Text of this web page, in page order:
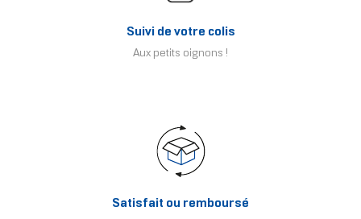
Suivi de votre colis
Aux petits oignons !
Satisfait ou remboursé